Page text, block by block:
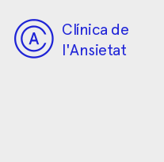
Clínica de
l'Ansietat